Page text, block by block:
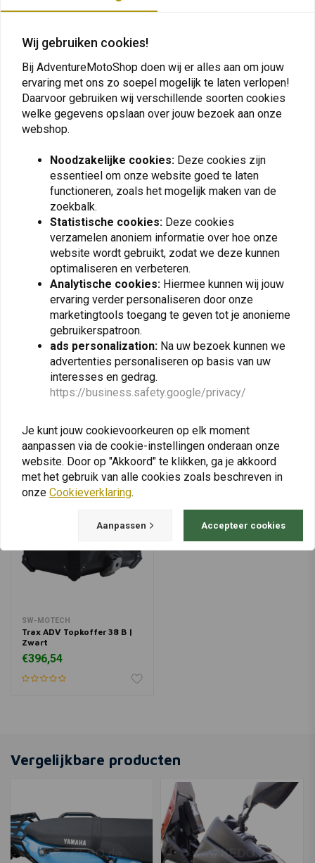
Vergelijkbare producten
Barkbusters
Handbeschermers
Montageset Yamaha
€139,95
Vouwspiegel in Lengte
Verstelbaar
€42,45
View more
SW-MOTECH
Trax ADV Topkoffer 38 B |
Zwart
€396,54
Vergelijkbare producten
Wij gebruiken cookies!
Bij AdventureMotoShop doen wij er alles aan om jouw
ervaring met ons zo soepel mogelijk te laten verlopen!
Daarvoor gebruiken wij verschillende soorten cookies
welke gegevens opslaan over jouw bezoek aan onze
webshop.
Noodzakelijke cookies: Deze cookies zijn
essentieel om onze website goed te laten
functioneren, zoals het mogelijk maken van de
zoekbalk.
Statistische cookies: Deze cookies
verzamelen anoniem informatie over hoe onze
website wordt gebruikt, zodat we deze kunnen
optimaliseren en verbeteren.
Analytische cookies: Hiermee kunnen wij jouw
ervaring verder personaliseren door onze
marketingtools toegang te geven tot je anonieme
gebruikerspatroon.
ads personalization: Na uw bezoek kunnen we
advertenties personaliseren op basis van uw
interesses en gedrag.
https://business.safety.google/privacy/
Je kunt jouw cookievoorkeuren op elk moment
aanpassen via de cookie-instellingen onderaan onze
website. Door op "Akkoord" te klikken, ga je akkoord
met het gebruik van alle cookies zoals beschreven in
onze Cookieverklaring.
Aanpassen Accepteer cookies